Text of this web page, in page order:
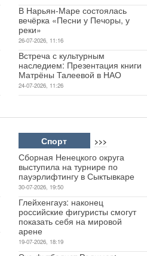
В Нарьян-Маре состоялась
вечёрка «Песни у Печоры, у
реки»
26-07-2026, 11:16
Встреча с культурным
наследием: Презентация книги
Матрёны Талеевой в НАО
24-07-2026, 11:26
Спорт >>>
Сборная Ненецкого округа
выступила на турнире по
пауэрлифтингу в Сыктывкаре
30-07-2026, 19:50
Глейхенгауз: наконец
российские фигуристы смогут
показать себя на мировой
арене
19-07-2026, 18:19